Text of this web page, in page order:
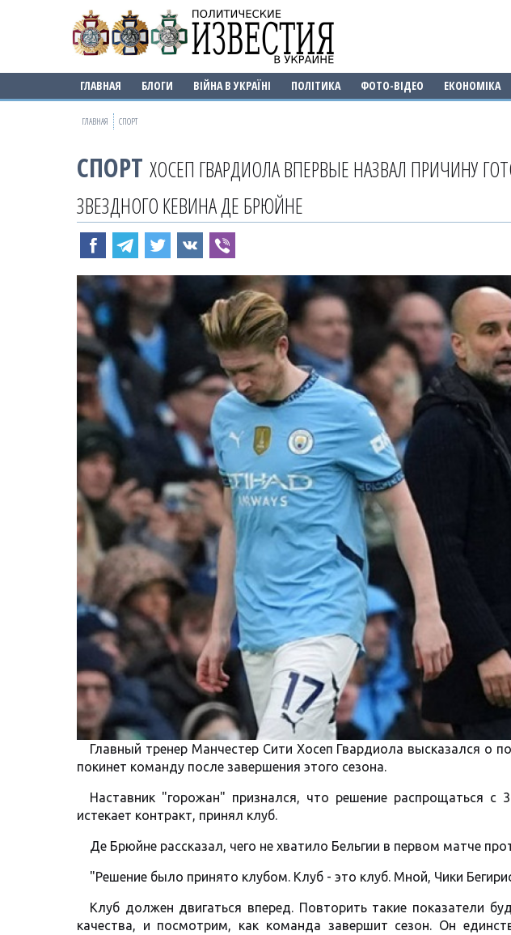
ГЛАВНАЯ БЛОГИ ВІЙНА В УКРАЇНІ ПОЛІТИКА ФОТО-ВІДЕО ЕКОНОМІКА
ГЛАВНАЯ СПОРТ
СПОРТ ХОСЕП ГВАРДИОЛА ВПЕРВЫЕ НАЗВАЛ ПРИЧИНУ
ЗВЕЗДНОГО КЕВИНА ДЕ БРЮЙНЕ
Главный тренер Манчестер Сити Хосеп Гвардиола высказался о
покинет команду после завершения этого сезона.
Наставник "горожан" признался, что решение распрощаться с
истекает контракт, принял клуб.
Де Брюйне рассказал, чего не хватило Бельгии в первом матче
"Решение было принято клубом. Клуб - это клуб. Мной, Чики
Клуб должен двигаться вперед. Повторить такие показатели
качества, и посмотрим, как команда завершит сезон. Он